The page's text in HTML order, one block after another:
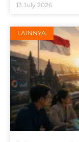
13 July 2026
LAINNYA